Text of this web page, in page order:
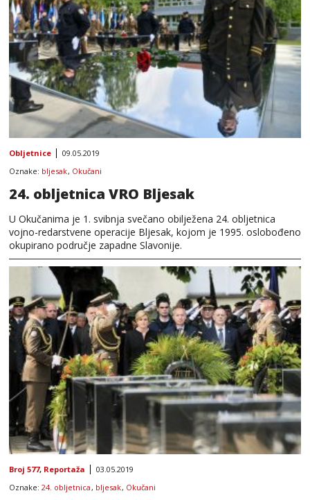
Obljetnice
09.05.2019
Oznake: bljesak, Okučani
24. obljetnica VRO Bljesak
U Okučanima je 1. svibnja svečano obilježena 24. obljetnica
vojno-redarstvene operacije Bljesak, kojom je 1995. oslobođeno
okupirano područje zapadne Slavonije.
Broj 577, Reportaža
03.05.2019
Oznake: 24. obljetnica , bljesak, Okučani